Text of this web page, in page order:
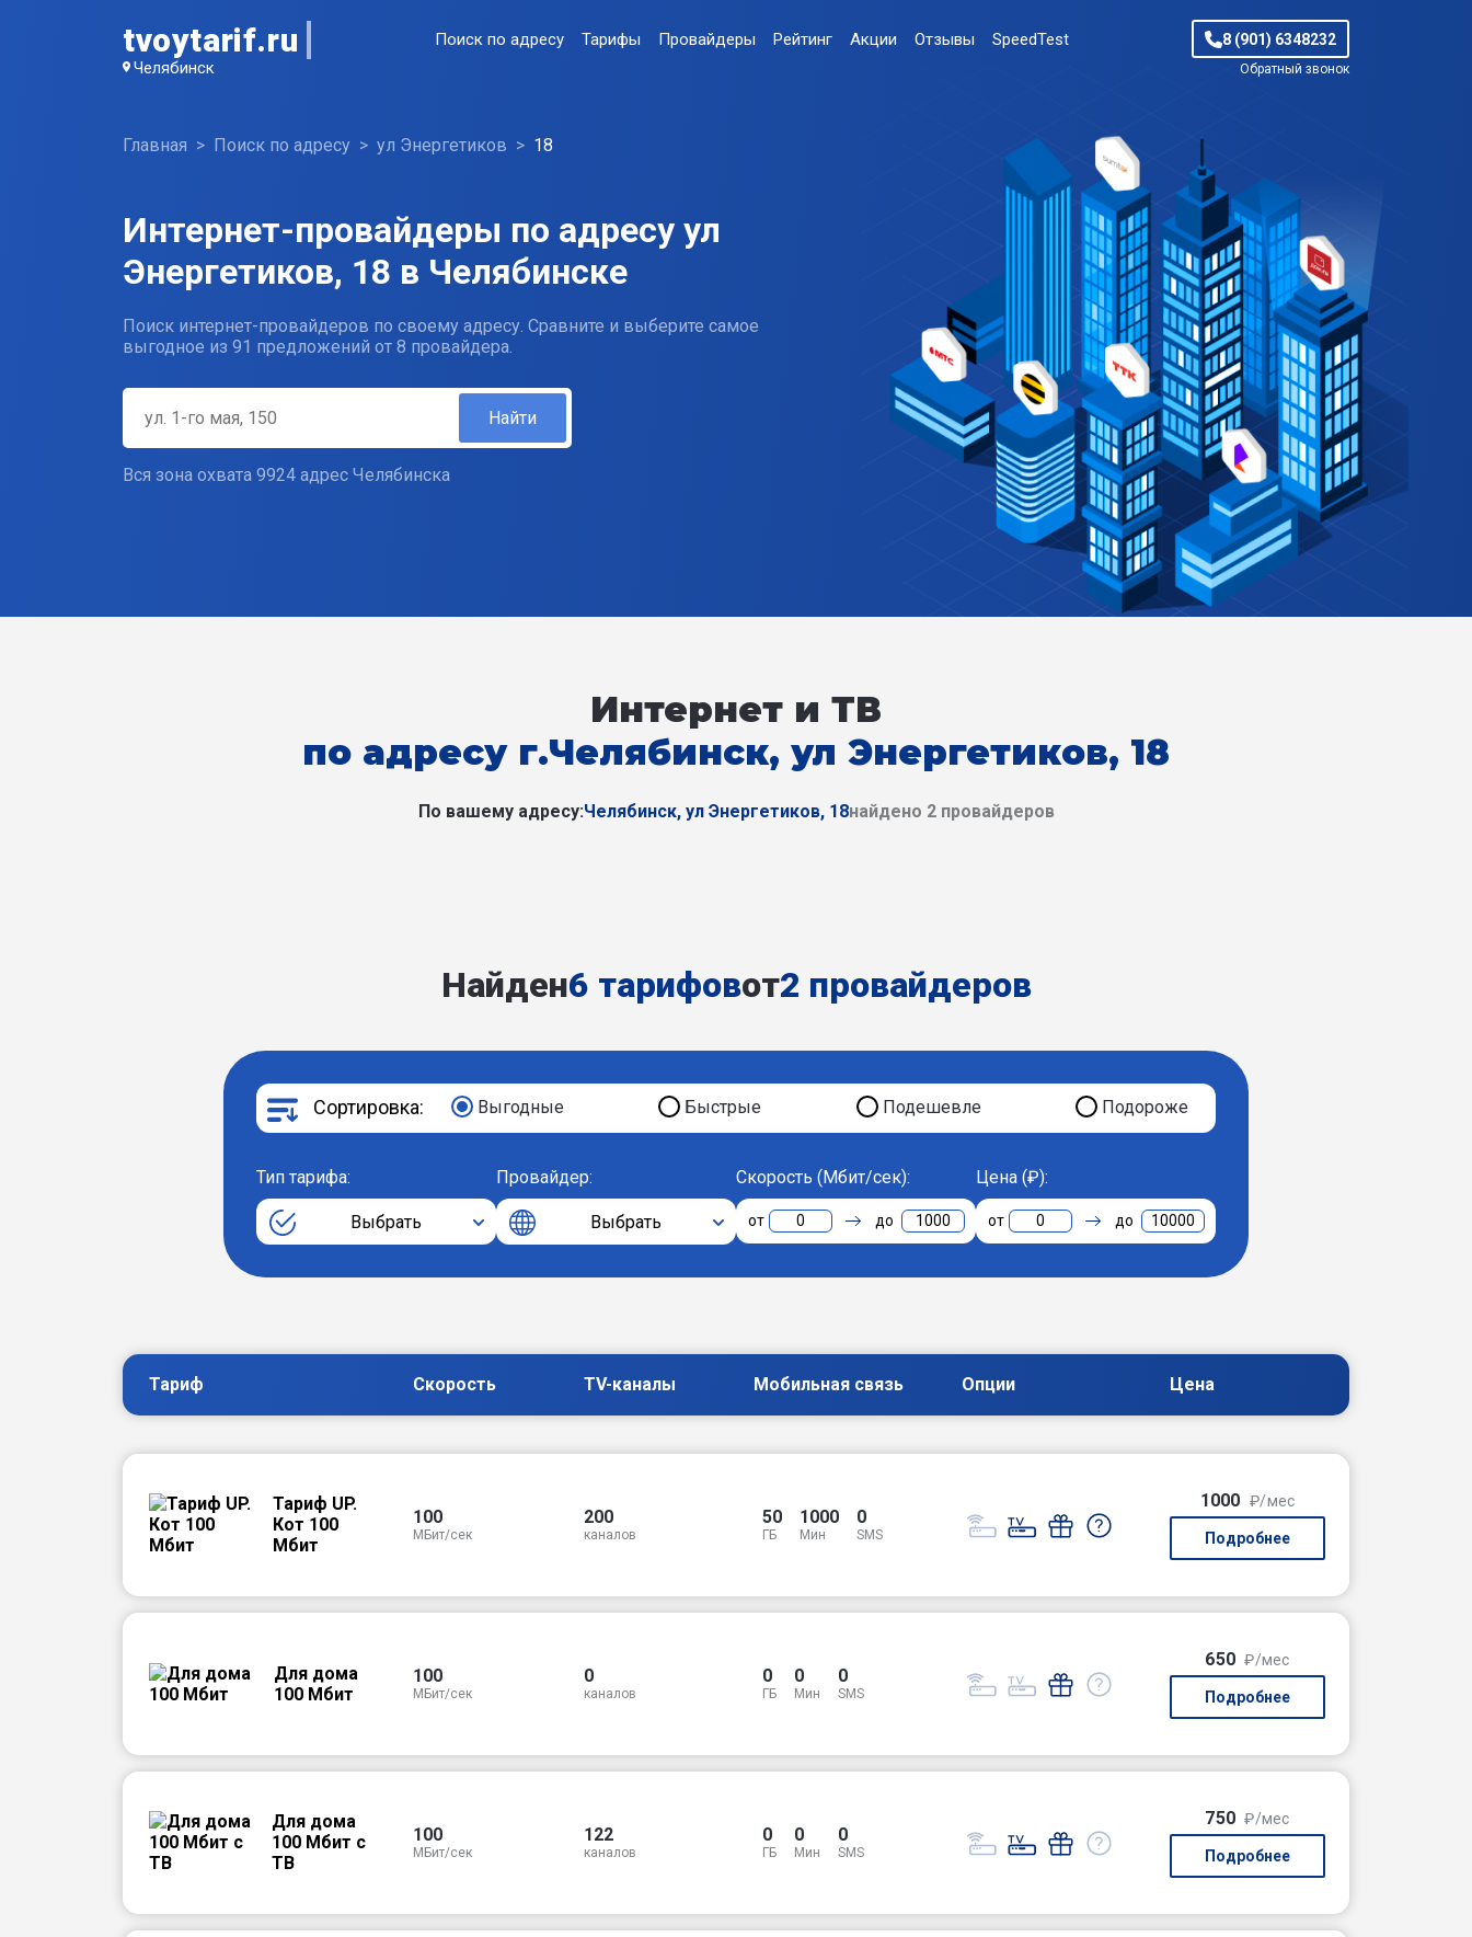
tvoytarif.ru
Челябинск
Поиск по адресу Тарифы Провайдеры Рейтинг Акции Отзывы SpeedTest 8 (901) 6348232
Обратный звонок
Главная Поиск по адресу ул Энергетиков 18
Интернет-провайдеры по адресу ул
Энергетиков, 18 в Челябинске
Поиск интернет-провайдеров по своему адресу. Сравните и выберите самое
выгодное из 91 предложений от 8 провайдера.
Найти
Вся зона охвата 9924 адрес Челябинска
Интернет и ТВ
по адресу г.Челябинск, ул Энергетиков, 18
По вашему адресу:Челябинск, ул Энергетиков, 18найдено 2 провайдеров
Найден6 тарифовот2 провайдеров
Сортировка: Выгодные Быстрые Подешевле Подороже
Тип тарифа:
Выбрать
Провайдер:
Выбрать
Скорость (Мбит/сек):
0 1000
Цена (₽):
0 10000
Тариф Скорость TV-каналы Мобильная связь Опции Цена
Тариф UP.
Кот 100
Мбит
100
МБит/сек
200
каналов
50
ГБ
1000
Мин
0
SMS
1000 ₽/мес
Подробнее
Для дома
100 Мбит
100
МБит/сек
0
каналов
0
ГБ
0
Мин
0
SMS
650 ₽/мес
Подробнее
Для дома
100 Мбит с
ТВ
100
МБит/сек
122
каналов
0
ГБ
0
Мин
0
SMS
750 ₽/мес
Подробнее